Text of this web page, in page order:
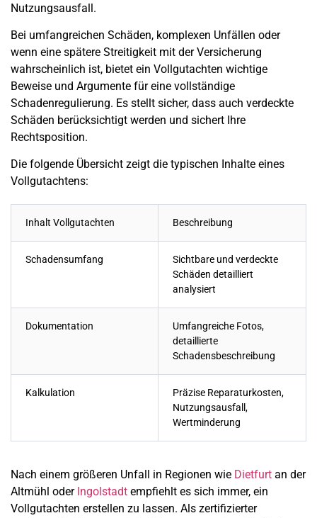
Nutzungsausfall.
Bei umfangreichen Schäden, komplexen Unfällen oder
wenn eine spätere Streitigkeit mit der Versicherung
wahrscheinlich ist, bietet ein Vollgutachten wichtige
Beweise und Argumente für eine vollständige
Schadenregulierung. Es stellt sicher, dass auch verdeckte
Schäden berücksichtigt werden und sichert Ihre
Rechtsposition.
Die folgende Übersicht zeigt die typischen Inhalte eines
Vollgutachtens:
Inhalt Vollgutachten Beschreibung
Schadensumfang
Sichtbare und verdeckte
Schäden detailliert
analysiert
Dokumentation
Umfangreiche Fotos,
detaillierte
Schadensbeschreibung
Kalkulation
Präzise Reparaturkosten,
Nutzungsausfall,
Wertminderung
Nach einem größeren Unfall in Regionen wie Dietfurt an der
Altmühl oder Ingolstadt empfiehlt es sich immer, ein
Vollgutachten erstellen zu lassen. Als zertifizierter